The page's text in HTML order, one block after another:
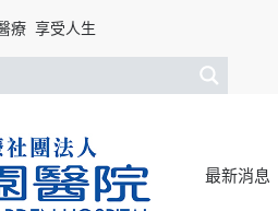
療 享受人生
最新消息